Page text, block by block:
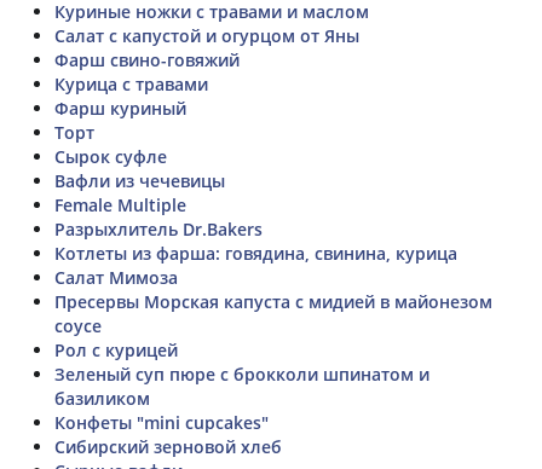
Куриные ножки с травами и маслом
Салат с капустой и огурцом от Яны
Фарш свино-говяжий
Курица с травами
Фарш куриный
Торт
Сырок суфле
Вафли из чечевицы
Female Multiple
Разрыхлитель Dr.Bakers
Котлеты из фарша: говядина, свинина, курица
Салат Мимоза
Пресервы Морская капуста с мидией в майонезом
соусе
Рол с курицей
Зеленый суп пюре с брокколи шпинатом и
базиликом
Конфеты "mini cupcakes"
Сибирский зерновой хлеб